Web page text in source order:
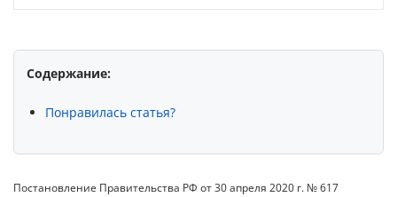
Содержание:
Понравилась статья?
Постановление Правительства РФ от 30 апреля 2020 г. № 617